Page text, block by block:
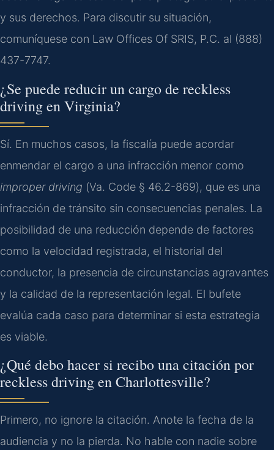
y sus derechos. Para discutir su situación,
comuníquese con Law Offices Of SRIS, P.C. al (888)
437-7747.
¿Se puede reducir un cargo de reckless
drivingen Virginia?
Sí. En muchos casos, la fiscalía puede acordar
enmendar el cargo a una infracción menor como
improper driving (Va. Code § 46.2-869), que es una
infracción de tránsito sin consecuencias penales. La
posibilidad de una reducción depende de factores
como la velocidad registrada, el historial del
conductor, la presencia de circunstancias agravantes
y la calidad de la representación legal. El bufete
evalúa cada caso para determinar si esta estrategia
es viable.
¿Qué debo hacer si recibo una citación por
reckless drivingenCharlottesville?
Primero, no ignore la citación. Anote la fecha de la
audiencia y no la pierda. No hable con nadie sobre